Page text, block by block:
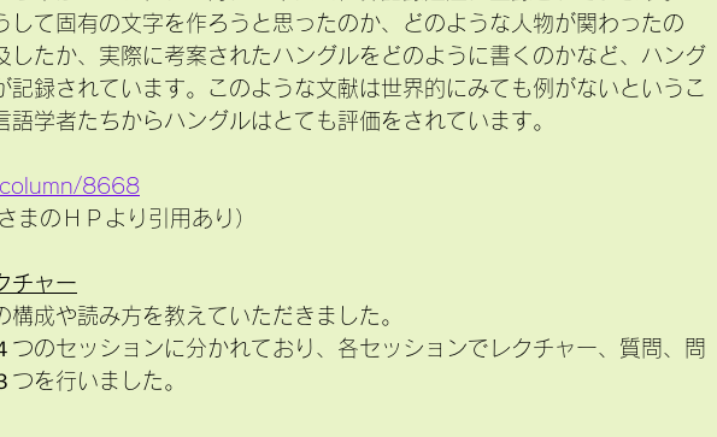
して固有の文字を作ろうと思ったのか、どのような人物が関わったの
したか、実際に考案されたハングルをどのように書くのかなど、ハング
記録されています。このような文献は世界的にみても例がないというこ
語学者たちからハングルはとても評価をされています。
8668
まのＨＰより引用あり）
チャー
構成や読み方を教えていただきました。
つのセッションに分かれており、各セッションでレクチャー、質問、問
を行いました。